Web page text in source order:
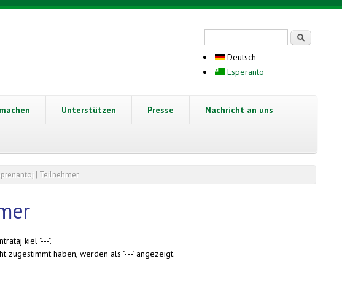
Deutsch
Esperanto
Unterstützen Presse Nachricht an uns
| Teilnehmer
kiel "---".
zugestimmt haben, werden als "---" angezeigt.